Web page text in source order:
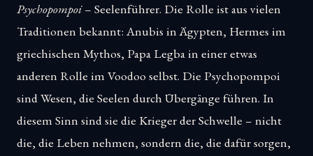
Psychopompoi– Seelenführer. Die Rolle ist aus vielen
Traditionen bekannt: Anubis in Ägypten, Hermes im
griechischen Mythos, Papa Legba in einer etwas
anderen Rolle im Voodoo selbst. Die Psychopompoi
sind Wesen, die Seelen durch Übergänge führen. In
diesem Sinn sind sie die Krieger der Schwelle – nicht
die, die Leben nehmen, sondern die, die dafür sorgen,